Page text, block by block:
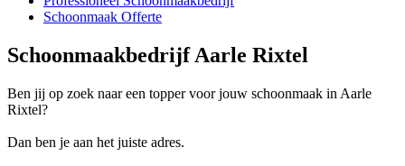
Schoonmaak Offerte
Schoonmaakbedrijf Aarle Rixtel
Ben jij op zoek naar een topper voor jouw schoonmaak in Aarle
Rixtel?
Dan ben je aan het juiste adres.